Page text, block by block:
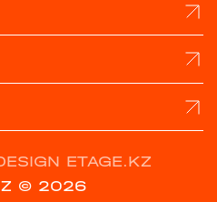
ETAGE.KZ
© 2026